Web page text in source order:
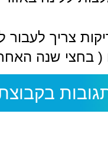
צריך
( בחצי שנה